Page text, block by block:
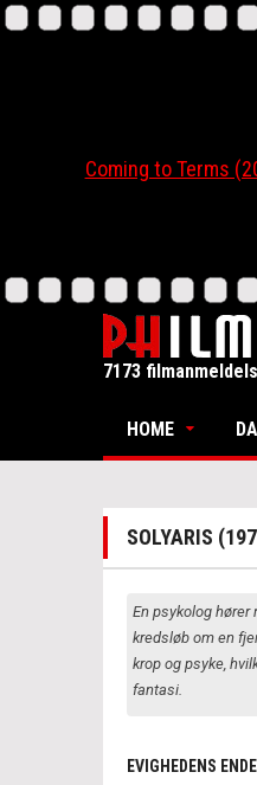
Coming to Terms
7173
HOME
SOLYARIS
En psykolog
kredsløb om en
krop og psyke,
fantasi.
EVIGHEDENS